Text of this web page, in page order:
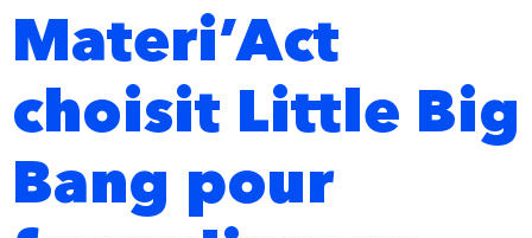
Materi’Act
choisit Little Big
Bang pour